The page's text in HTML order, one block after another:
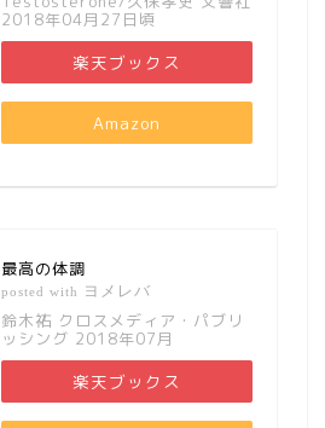
2018年04月27日頃
楽天ブックス
Amazon
最高の体調
posted with ヨメレバ
鈴木祐 クロスメディア・パブリ
ッシング 2018年07月
楽天ブックス